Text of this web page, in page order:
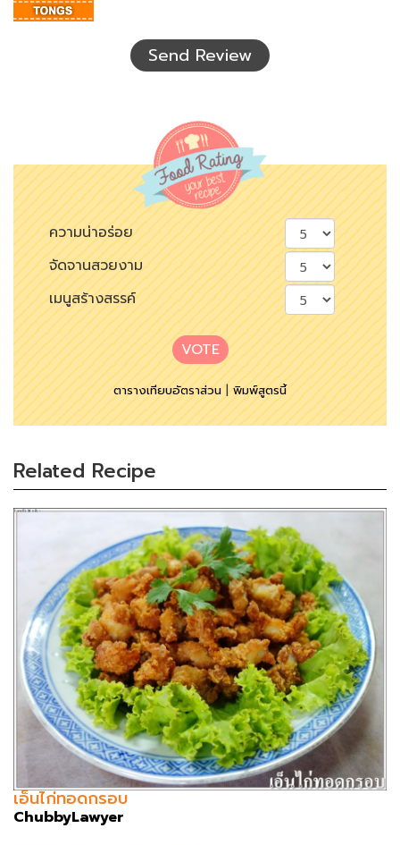
ที่
Send Review
ความน่าอร่อย
จัดจานสวยงาม
เมนูสร้างสรรค์
VOTE
ตารางเทียบอัตราส่วน|พิมพ์สูตรนี้
Related Recipe
เอ็นไก่ทอดกรอบ
ChubbyLawyer